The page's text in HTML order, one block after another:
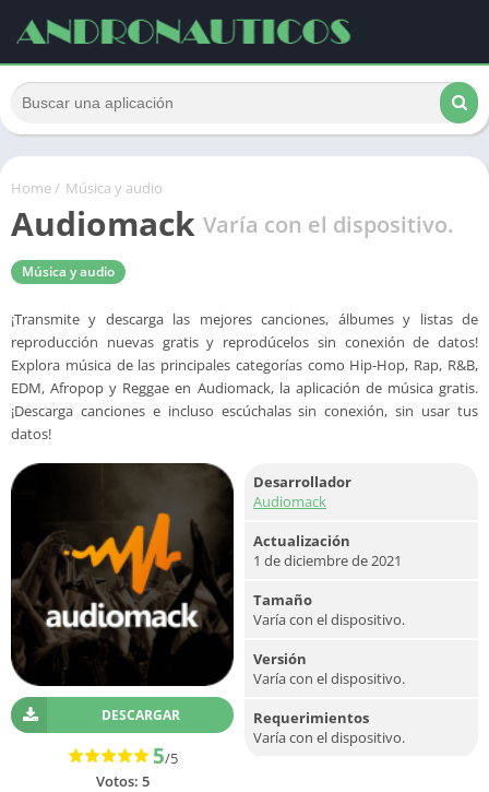
Home/ Música y audio
Audiomack Varía con el dispositivo.
Música y audio
¡Transmite y descarga las mejores canciones, álbumes y listas de
reproducción nuevas gratis y reprodúcelos sin conexión de datos!
Explora música de las principales categorías como Hip-Hop, Rap, R&B,
EDM, Afropop y Reggae en Audiomack, la aplicación de música gratis.
¡Descarga canciones e incluso escúchalas sin conexión, sin usar tus
datos!
DESCARGAR
5/5
Votos: 5
Desarrollador
Audiomack
Actualización
1 de diciembre de 2021
Tamaño
Varía con el dispositivo.
Versión
Varía con el dispositivo.
Requerimientos
Varía con el dispositivo.